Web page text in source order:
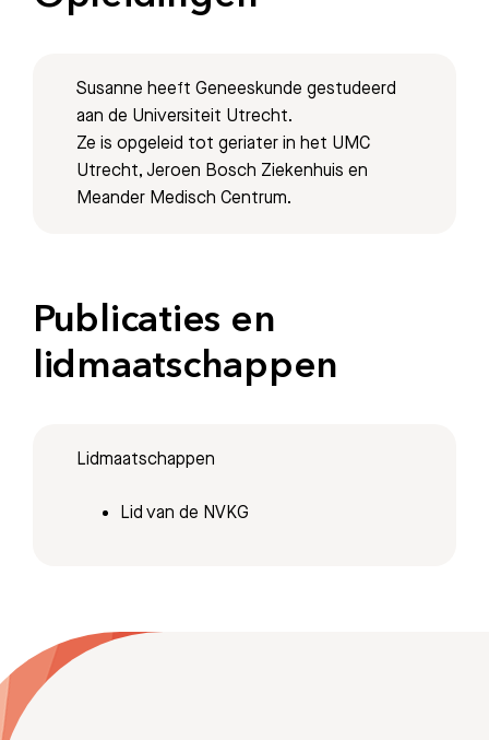
Afspraak maken
Afdelingen
Susanne heeft Geneeskunde gestudeerd
aan de Universiteit Utrecht.
Ze is opgeleid tot geriater in het UMC
Utrecht, Jeroen Bosch Ziekenhuis en
Meander Medisch Centrum.
Publicaties en
lidmaatschappen
Lidmaatschappen
Lid van de NVKG